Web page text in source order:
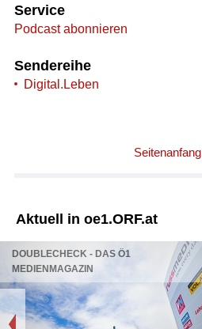
Service
Podcast abonnieren
Sendereihe
Digital.Leben
Seitenanfang
Aktuell in oe1.ORF.at
DOUBLECHECK - DAS Ö1
MEDIENMAGAZIN